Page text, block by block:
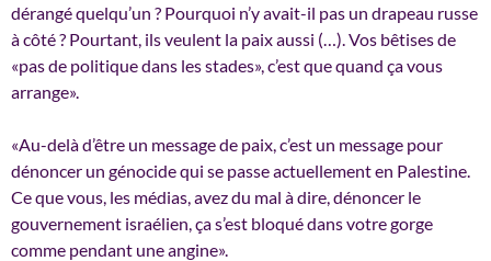
dérangé quelqu’un ? Pourquoi n’y avait-il pas un drapeau russe
à côté ? Pourtant, ils veulent la paix aussi (…). Vos bêtises de
«pas de politique dans les stades», c’est que quand ça vous
arrange».
«Au-delà d’être un message de paix, c’est un message pour
dénoncer un génocide qui se passe actuellement en Palestine.
Ce que vous, les médias, avez du mal à dire, dénoncer le
gouvernement israélien, ça s’est bloqué dans votre gorge
comme pendant une angine».